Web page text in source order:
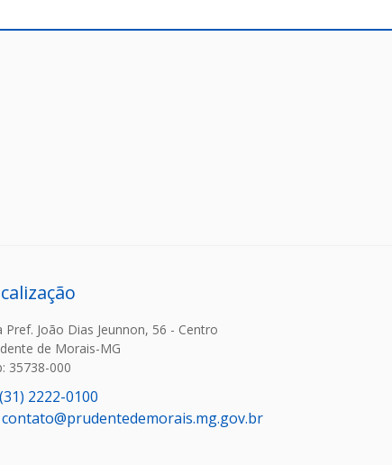
Pref. João Dias Jeunnon, 56 - Centro
de Morais-MG
35738-000
(31) 2222-0100
contato@prudentedemorais.mg.gov.br